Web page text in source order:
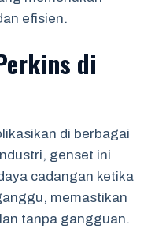
efisien.
di
di berbagai
genset ini
cadangan ketika
memastikan
tanpa gangguan.